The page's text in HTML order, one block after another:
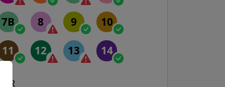
7B 8 9 10
11 12 13 14
RER